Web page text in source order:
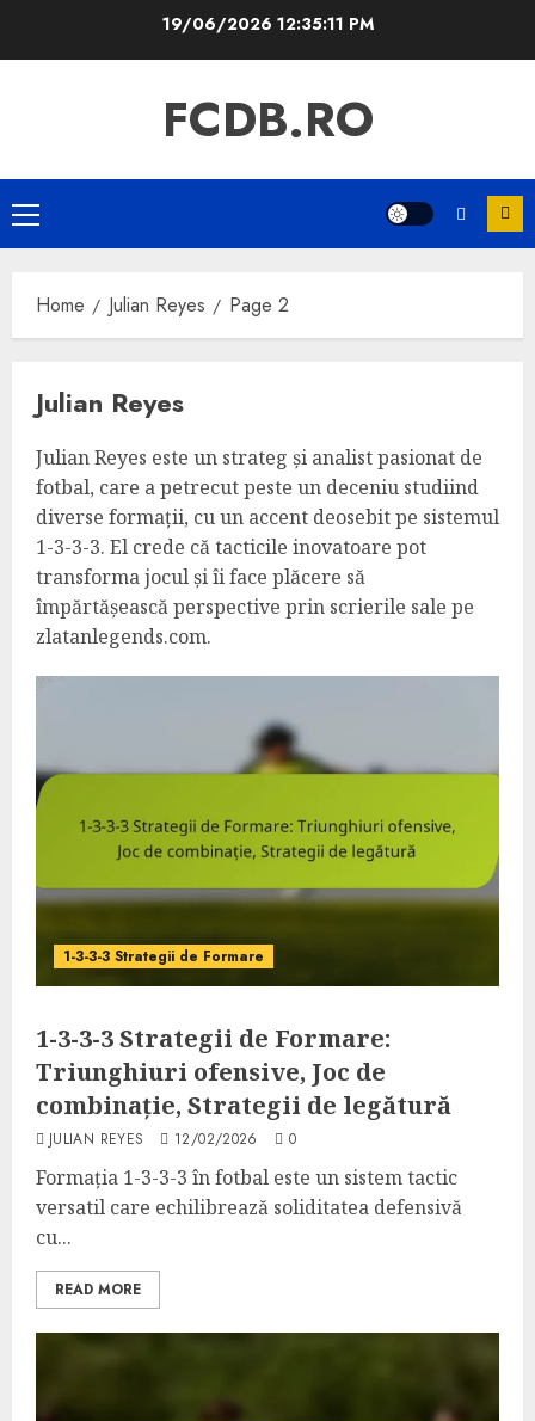
19/06/2026 12:35:12 PM
FCDB.RO
Primary
Menu
Home Julian Reyes Page 2
Julian Reyes
Julian Reyes este un strateg și analist pasionat de
fotbal, care a petrecut peste un deceniu studiind
diverse formații, cu un accent deosebit pe sistemul
1-3-3-3. El crede că tacticile inovatoare pot
transforma jocul și îi face plăcere să
împărtășească perspective prin scrierile sale pe
zlatanlegends.com.
1-3-3-3 Strategii de Formare
1-3-3-3 Strategii de Formare:
Triunghiuri ofensive, Joc de
combinație, Strategii de legătură
JULIAN REYES 12/02/2026 0
Formația 1-3-3-3 în fotbal este un sistem tactic
versatil care echilibrează soliditatea defensivă
cu...
READ MORE